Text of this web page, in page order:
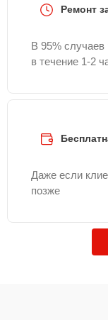
Ремонт
В 95% случаев
в течение 1-2
Даже если
позже